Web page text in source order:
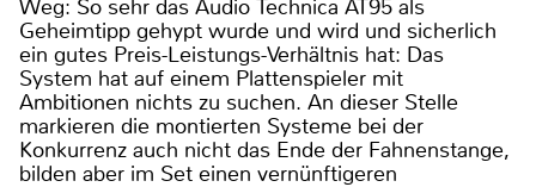
Weg: So sehr das Audio Technica AT95 als
Geheimtipp gehypt wurde und wird und sicherlich
ein gutes Preis-Leistungs-Verhältnis hat: Das
System hat auf einem Plattenspieler mit
Ambitionen nichts zu suchen. An dieser Stelle
markieren die montierten Systeme bei der
Konkurrenz auch nicht das Ende der Fahnenstange,
bilden aber im Set einen vernünftigeren